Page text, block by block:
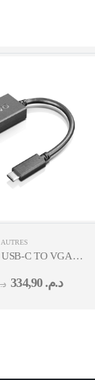
AUTRES
C TO VGA
د.م. 334,90